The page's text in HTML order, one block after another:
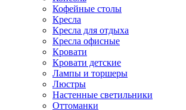
Кофейные столы
Кресла
Кресла для отдыха
Кресла офисные
Кровати
Кровати детские
Лампы и торшеры
Люстры
Настенные светильники
Оттоманки